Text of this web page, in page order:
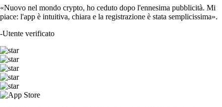
«Nuovo nel mondo crypto, ho ceduto dopo l'ennesima pubblicità. Mi
piace: l'app è intuitiva, chiara e la registrazione è stata semplicissima».
-Utente verificato